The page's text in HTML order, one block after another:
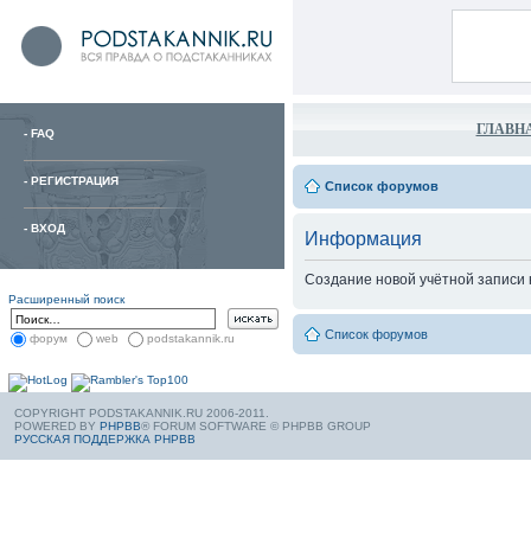
- FAQ
- РЕГИСТРАЦИЯ
- ВХОД
Расширенный поиск
форум web podstakannik.ru
Список форумов
Информация
Создание новой учётной
Список форумов
COPYRIGHT PODSTAKANNIK.RU 2006-2011.
POWERED BY PHPBB® FORUM SOFTWARE © PHPBB GROUP
РУССКАЯ ПОДДЕРЖКА PHPBB